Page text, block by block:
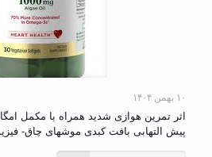
۱۰ بهمن ۱۴۰۴
پیش التهابی بافت کبدی موشهای چاق-